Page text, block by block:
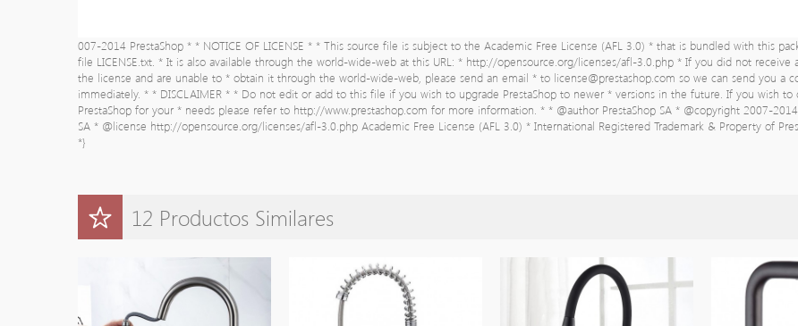
007-2014 PrestaShop * * NOTICE OF LICENSE * * This source file is subject to the Academic Free License (AFL 3.0) * that is bundled with this
file LICENSE.txt. * It is also available through the world-wide-web at this URL: * http://opensource.org/licenses/afl-3.0.php * If you did not receive
the license and are unable to * obtain it through the world-wide-web, please send an email * to license@prestashop.com so we can send you a
immediately. * * DISCLAIMER * * Do not edit or add to this file if you wish to upgrade PrestaShop to newer * versions in the future. If you wish to
PrestaShop for your * needs please refer to http://www.prestashop.com for more information. * * @author PrestaShop SA * @copyright 2007-
SA * @license http://opensource.org/licenses/afl-3.0.php Academic Free License (AFL 3.0) * International Registered Trademark & Property of
*}
12 Productos Similares